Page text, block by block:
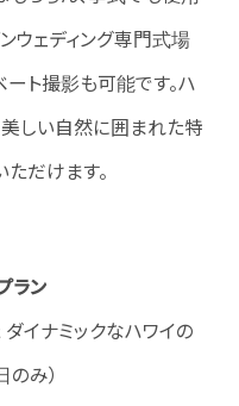
ウェディング専門式場
ト撮影も可能です。ハ
しい自然に囲まれた特
ただけます。
ラン
イナミックなハワイの
み）